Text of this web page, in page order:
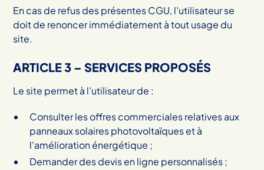
En cas de refus des présentes CGU, l’utilisateur se
doit de renoncer immédiatement à tout usage du
site.
ARTICLE 3 – SERVICES PROPOSÉS
Le site permet à l’utilisateur de :
Consulter les offres commerciales relatives aux
panneaux solaires photovoltaïques et à
l'amélioration énergétique ;
Demander des devis en ligne personnalisés ;